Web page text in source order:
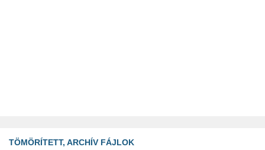
TÖMÖRÍTETT, ARCHÍV FÁJLOK